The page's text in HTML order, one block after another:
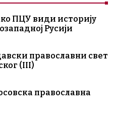
ПЦУ види историју
Русији
православни свет
(III)
православна